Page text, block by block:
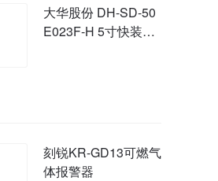
大华股份 DH-SD-50
E023F-H 5寸快装模
刻锐KR-GD13可燃气
体报警器